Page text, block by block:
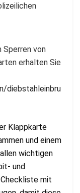
Sperren von
erhalten Sie
diebstahleinbru
Klappkarte
und einem
wichtigen
und
mit